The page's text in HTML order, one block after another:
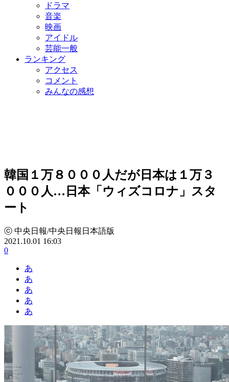
ドラマ
音楽
映画
アイドル
芸能一般
ランキング
アクセス
コメント
みんなの感想
韓国１万８０００人だが日本は１万３
０００人…日本「ウィズコロナ」スタ
ート
ⓒ 中央日報/中央日報日本語版
2021.10.01 16:03
0
あ
あ
あ
あ
あ